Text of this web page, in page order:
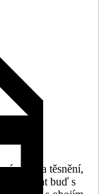
sada těsnění,
buď s